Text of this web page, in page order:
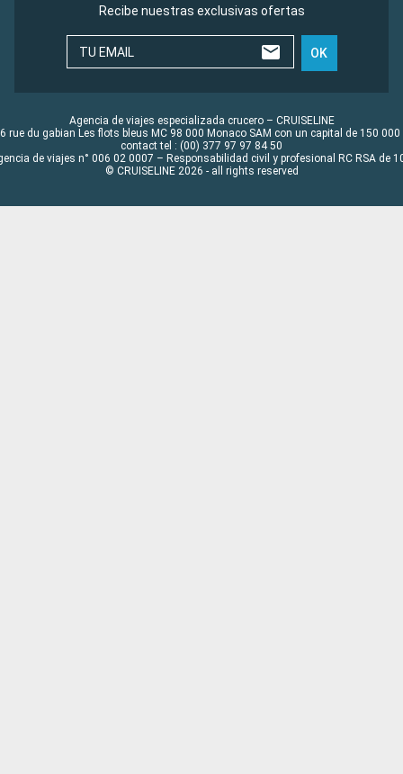
Recibe nuestras exclusivas ofertas
TU EMAIL OK
Agencia de viajes especializada crucero – CRUISELINE
rue du gabian Les flots bleus MC 98 000 Monaco SAM con un capital de 150 000
contact tel : (00) 377 97 97 84 50
de viajes n° 006 02 0007 – Responsabilidad civil y profesional RC RSA de
© CRUISELINE 2026 - all rights reserved